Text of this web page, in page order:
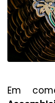
Em